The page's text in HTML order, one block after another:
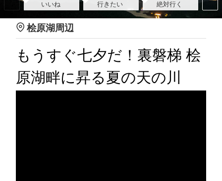
いいね 行きたい 絶対行く
桧原湖周辺
もうすぐ七夕だ！裏磐梯 桧
原湖畔に昇る夏の天の川